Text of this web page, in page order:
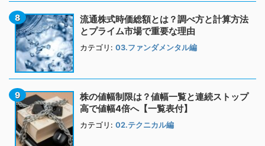
流通株式時価総額とは？調べ方と計算方法
とプライム市場で重要な理由
カテゴリ: 03.ファンダメンタル編
株の値幅制限は？値幅一覧と連続ストップ
高で値幅4倍へ【一覧表付】
カテゴリ: 02.テクニカル編